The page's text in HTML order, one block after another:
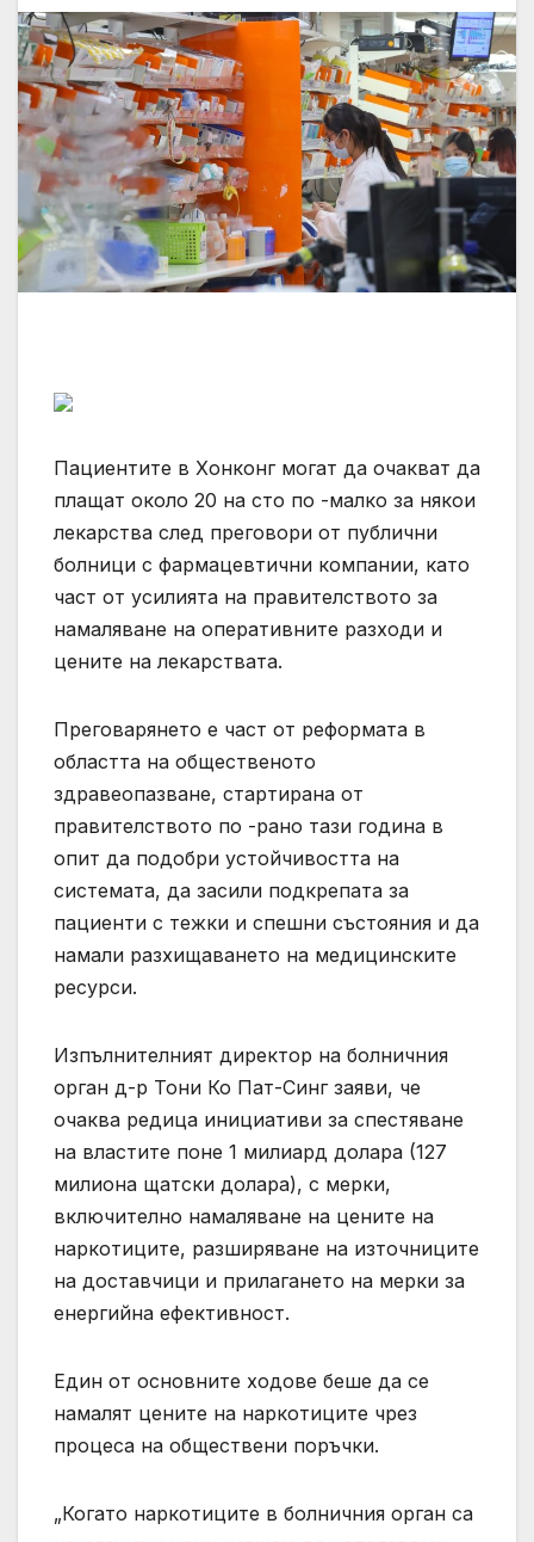
Пациентите в Хонконг могат да очакват да
плащат около 20 на сто по -малко за някои
лекарства след преговори от публични
болници с фармацевтични компании, като
част от усилията на правителството за
намаляване на оперативните разходи и
цените на лекарствата.
Преговарянето е част от реформата в
областта на общественото
здравеопазване, стартирана от
правителството по -рано тази година в
опит да подобри устойчивостта на
системата, да засили подкрепата за
пациенти с тежки и спешни състояния и да
намали разхищаването на медицинските
ресурси.
Изпълнителният директор на болничния
орган д-р Тони Ко Пат-Синг заяви, че
очаква редица инициативи за спестяване
на властите поне 1 милиард долара (127
милиона щатски долара), с мерки,
включително намаляване на цените на
наркотиците, разширяване на източниците
на доставчици и прилагането на мерки за
енергийна ефективност.
Един от основните ходове беше да се
намалят цените на наркотиците чрез
процеса на обществени поръчки.
„Когато наркотиците в болничния орган са